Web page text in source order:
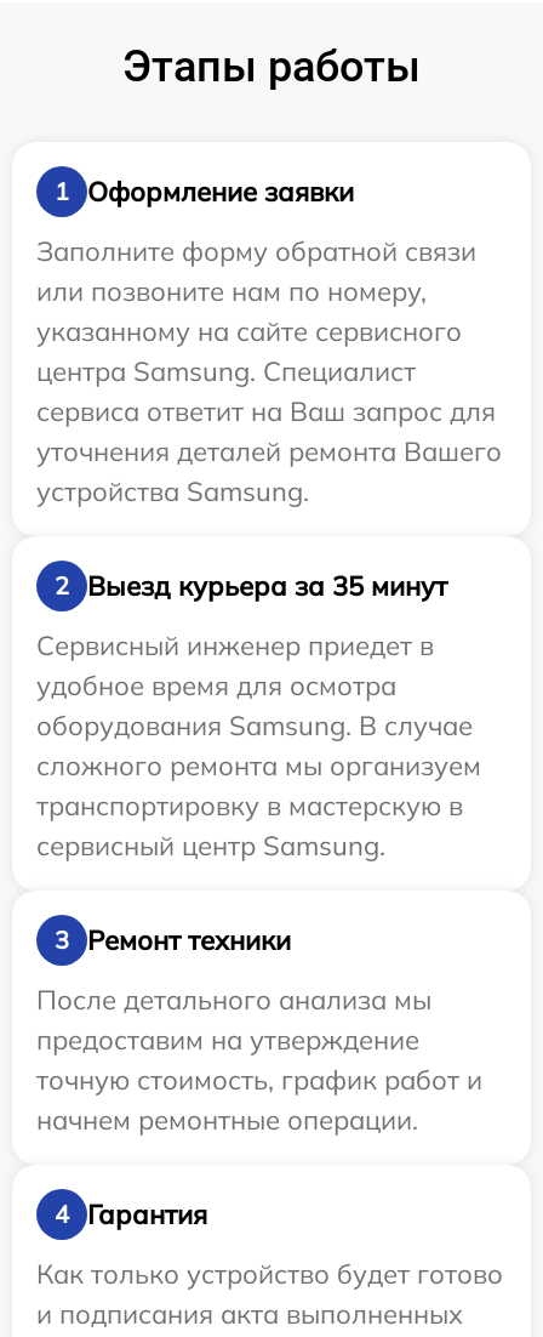
Этапы работы
1
Оформление заявки
Заполните форму обратной связи
или позвоните нам по номеру,
указанному на сайте сервисного
центра Samsung. Специалист
сервиса ответит на Ваш запрос для
уточнения деталей ремонта Вашего
устройства Samsung.
2
Выезд курьера за 35 минут
Сервисный инженер приедет в
удобное время для осмотра
оборудования Samsung. В случае
сложного ремонта мы организуем
транспортировку в мастерскую в
сервисный центр Samsung.
3
Ремонт техники
После детального анализа мы
предоставим на утверждение
точную стоимость, график работ и
начнем ремонтные операции.
4
Гарантия
Как только устройство будет готово
и подписания акта выполненных